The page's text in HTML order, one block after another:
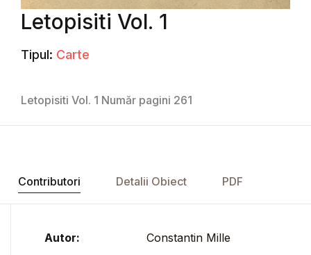
Letopisiti Vol. 1
Tipul: Carte
Letopisiti Vol. 1 Număr pagini 261
Contributori Detalii Obiect PDF
Autor: Constantin Mille